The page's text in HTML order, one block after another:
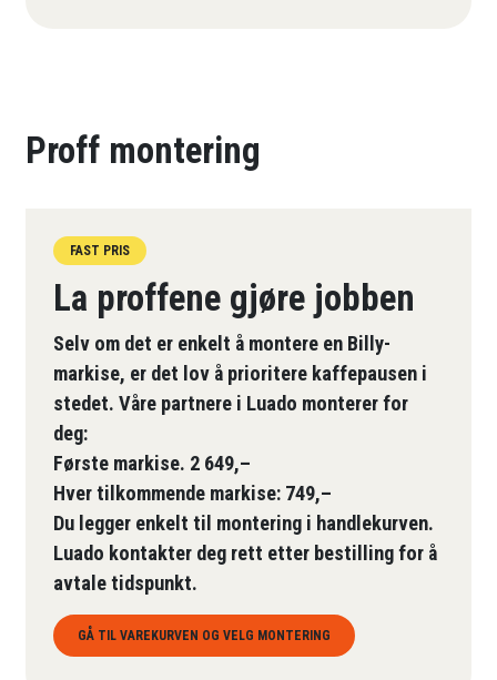
Proff montering
FAST PRIS
La proffene gjøre jobben
Selv om det er enkelt å montere en Billy-
markise, er det lov å prioritere kaffepausen i
stedet. Våre partnere i Luado monterer for
deg:
Første markise. 2 649,–
Hver tilkommende markise: 749,–
Du legger enkelt til montering i handlekurven.
Luado kontakter deg rett etter bestilling for å
avtale tidspunkt.
GÅ TIL VAREKURVEN OG VELG MONTERING